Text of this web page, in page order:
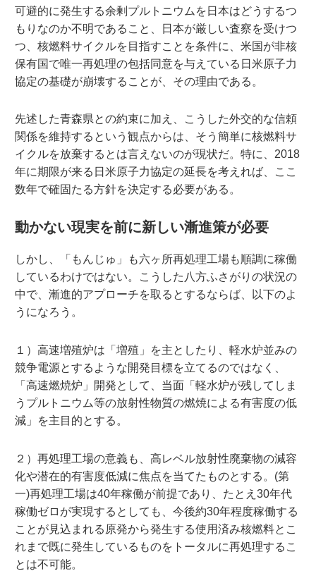
可避的に発生する余剰プルトニウムを日本はどうするつ
もりなのか不明であること、日本が厳しい査察を受けつ
つ、核燃料サイクルを目指すことを条件に、米国が非核
保有国で唯一再処理の包括同意を与えている日米原子力
協定の基礎が崩壊することが、その理由である。
先述した青森県との約束に加え、こうした外交的な信頼
関係を維持するという観点からは、そう簡単に核燃料サ
イクルを放棄するとは言えないのが現状だ。特に、2018
年に期限が来る日米原子力協定の延長を考えれば、ここ
数年で確固たる方針を決定する必要がある。
動かない現実を前に新しい漸進策が必要
しかし、「もんじゅ」も六ヶ所再処理工場も順調に稼働
しているわけではない。こうした八方ふさがりの状況の
中で、漸進的アプローチを取るとするならば、以下のよ
うになろう。
１）高速増殖炉は「増殖」を主としたり、軽水炉並みの
競争電源とするような開発目標を立てるのではなく、
「高速燃焼炉」開発として、当面「軽水炉が残してしま
うプルトニウム等の放射性物質の燃焼による有害度の低
減」を主目的とする。
２）再処理工場の意義も、高レベル放射性廃棄物の減容
化や潜在的有害度低減に焦点を当てたものとする。(第
一)再処理工場は40年稼働が前提であり、たとえ30年代
稼働ゼロが実現するとしても、今後約30年程度稼働する
ことが見込まれる原発から発生する使用済み核燃料とこ
れまで既に発生しているものをトータルに再処理するこ
とは不可能。